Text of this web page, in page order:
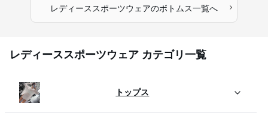
レディーススポーツウェアのボトムス一覧へ ›
レディーススポーツウェア カテゴリ一覧
トップス